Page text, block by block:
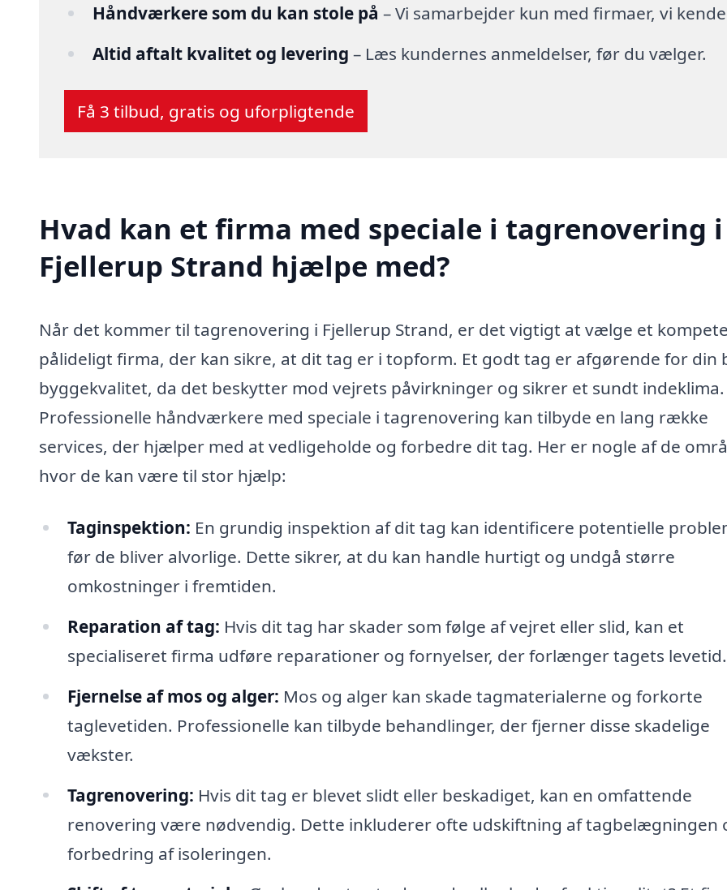
Håndværkere som du kan stole på – Vi samarbejder kun med firmaer, vi
Altid aftalt kvalitet og levering – Læs kundernes anmeldelser, før du vælger.
Få 3 tilbud, gratis og uforpligtende
Hvad kan et firma med speciale i tagrenovering i
Fjellerup Strand hjælpe med?
Når det kommer til tagrenovering i Fjellerup Strand, er det vigtigt at vælge et
pålideligt firma, der kan sikre, at dit tag er i topform. Et godt tag er afgørende for din
byggekvalitet, da det beskytter mod vejrets påvirkninger og sikrer et sundt indeklima.
Professionelle håndværkere med speciale i tagrenovering kan tilbyde en lang række
services, der hjælper med at vedligeholde og forbedre dit tag. Her er nogle af de
hvor de kan være til stor hjælp:
Taginspektion: En grundig inspektion af dit tag kan identificere potentielle
før de bliver alvorlige. Dette sikrer, at du kan handle hurtigt og undgå større
omkostninger i fremtiden.
Reparation af tag: Hvis dit tag har skader som følge af vejret eller slid, kan et
specialiseret firma udføre reparationer og fornyelser, der forlænger tagets levetid.
Fjernelse af mos og alger: Mos og alger kan skade tagmaterialerne og forkorte
taglevetiden. Professionelle kan tilbyde behandlinger, der fjerner disse skadelige
vækster.
Tagrenovering: Hvis dit tag er blevet slidt eller beskadiget, kan en omfattende
renovering være nødvendig. Dette inkluderer ofte udskiftning af tagbelægningen
forbedring af isoleringen.